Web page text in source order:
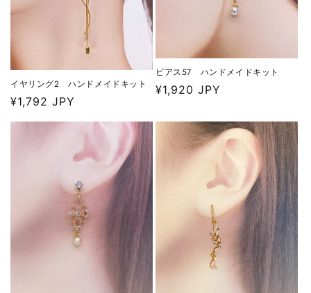
イヤリング2 ハンドメイドキット
通
¥1,792 JPY
ピアス57 ハンドメイドキット
通
価
¥1,920 JPY